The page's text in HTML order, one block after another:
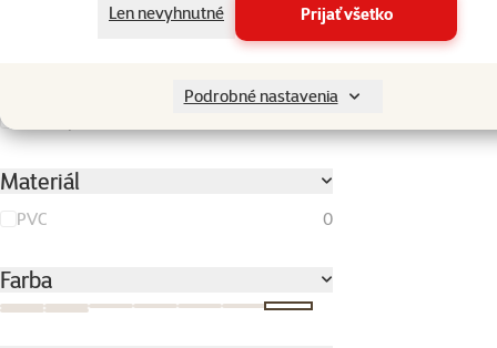
Len nevyhnutné
Prijať všetko
Podrobné nastavenia
Materiál
PVC 0
Farba
ModráRužová